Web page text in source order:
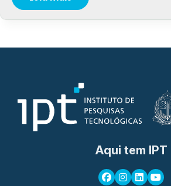
Aqui tem IPT